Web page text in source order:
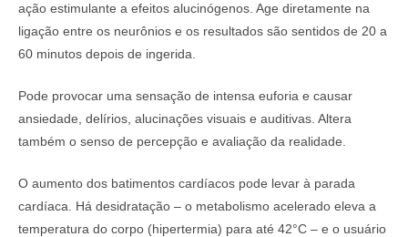
ação estimulante a efeitos alucinógenos. Age diretamente na
ligação entre os neurônios e os resultados são sentidos de 20 a
60 minutos depois de ingerida.
Pode provocar uma sensação de intensa euforia e causar
ansiedade, delírios, alucinações visuais e auditivas. Altera
também o senso de percepção e avaliação da realidade.
O aumento dos batimentos cardíacos pode levar à parada
cardíaca. Há desidratação – o metabolismo acelerado eleva a
temperatura do corpo (hipertermia) para até 42°C – e o usuário